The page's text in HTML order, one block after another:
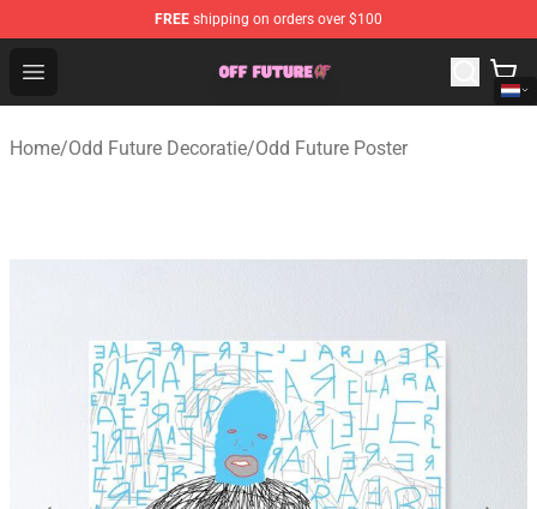
FREE shipping on orders over $100
Open menu
Odd Future Store - Official Odd Future Merchandise Shop
Home/Odd Future Decoratie/Odd Future Poster